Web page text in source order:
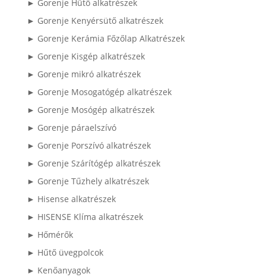
► Gorenje Hűtő alkatrészek
► Gorenje Kenyérsütő alkatrészek
► Gorenje Kerámia Főzőlap Alkatrészek
► Gorenje Kisgép alkatrészek
► Gorenje mikró alkatrészek
► Gorenje Mosogatógép alkatrészek
► Gorenje Mosógép alkatrészek
► Gorenje páraelszívó
► Gorenje Porszívó alkatrészek
► Gorenje Szárítógép alkatrészek
► Gorenje Tűzhely alkatrészek
► Hisense alkatrészek
► HISENSE Klíma alkatrészek
► Hőmérők
► Hűtő üvegpolcok
► Kenőanyagok